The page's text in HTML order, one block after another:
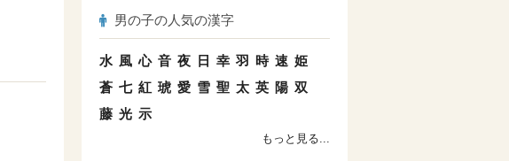
男の子の人気の漢字
水 風 心 音 夜 日 幸 羽 時 速 姫
蒼 七 紅 琥 愛 雪 聖 太 英 陽 双
藤 光 示
もっと見る...